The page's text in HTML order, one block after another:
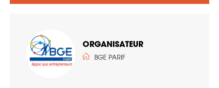
ORGANISATEUR
BGE PARIF